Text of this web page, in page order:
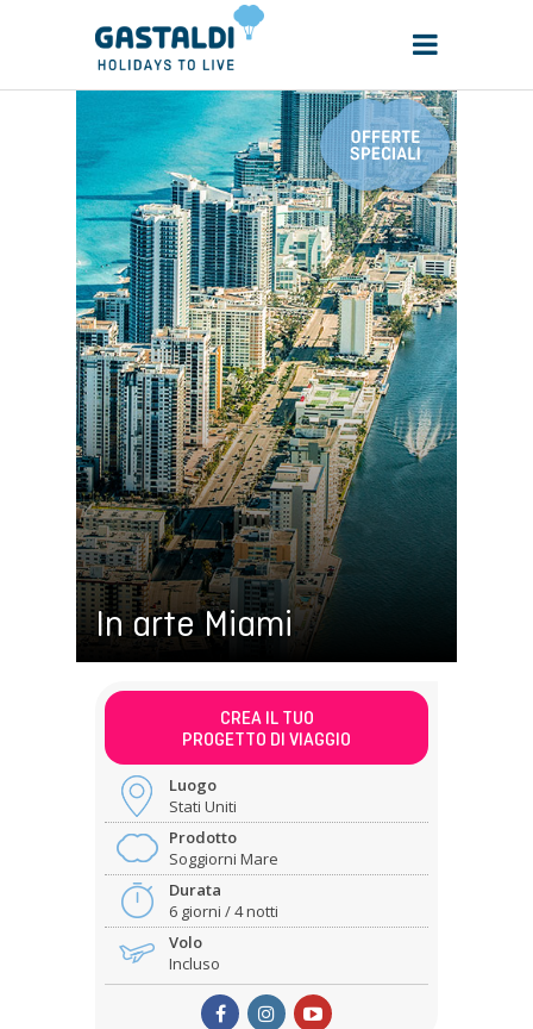
In arte Miami
CREA IL TUO
PROGETTO DI VIAGGIO
Luogo
Stati Uniti
Prodotto
Soggiorni Mare
Durata
6 giorni / 4 notti
Volo
Incluso